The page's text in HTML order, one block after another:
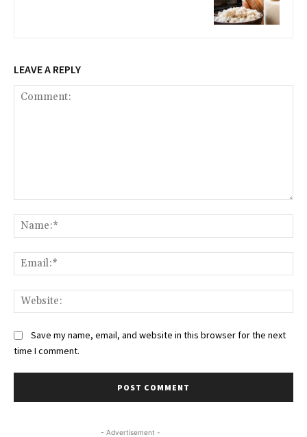
LEAVE A REPLY
Save my name, email, and website in this browser for the next
time I comment.
- Advertisement -